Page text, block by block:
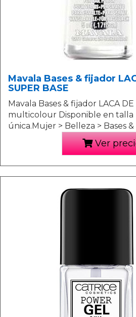
Mavala Bases & fijador
SUPER BASE
Mavala Bases & fijador LACA
multicolour Disponible en talla
única.Mujer > Belleza > Bases
Ver